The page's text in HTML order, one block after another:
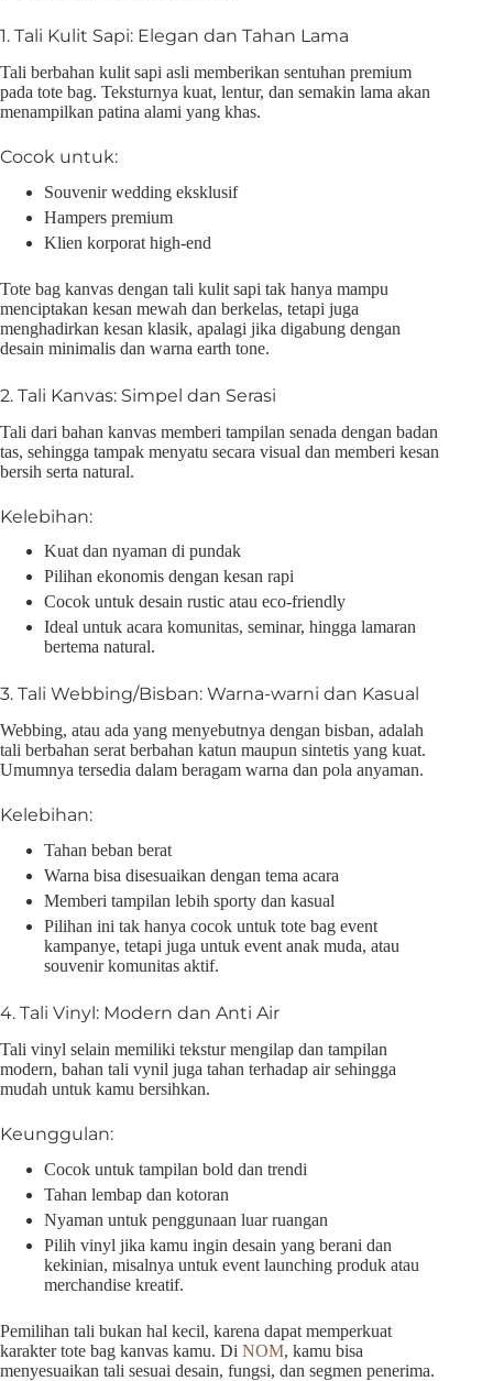
1. Tali Kulit Sapi: Elegan dan Tahan Lama
Tali berbahan kulit sapi asli memberikan sentuhan premium
pada tote bag. Teksturnya kuat, lentur, dan semakin lama akan
menampilkan patina alami yang khas.
Cocok untuk:
Souvenir wedding eksklusif
Hampers premium
Klien korporat high-end
Tote bag kanvas dengan tali kulit sapi tak hanya mampu
menciptakan kesan mewah dan berkelas, tetapi juga
menghadirkan kesan klasik, apalagi jika digabung dengan
desain minimalis dan warna earth tone.
2. Tali Kanvas: Simpel dan Serasi
Tali dari bahan kanvas memberi tampilan senada dengan badan
tas, sehingga tampak menyatu secara visual dan memberi kesan
bersih serta natural.
Kelebihan:
Kuat dan nyaman di pundak
Pilihan ekonomis dengan kesan rapi
Cocok untuk desain rustic atau eco-friendly
Ideal untuk acara komunitas, seminar, hingga lamaran
bertema natural.
3. Tali Webbing/Bisban: Warna-warni dan Kasual
Webbing, atau ada yang menyebutnya dengan bisban, adalah
tali berbahan serat berbahan katun maupun sintetis yang kuat.
Umumnya tersedia dalam beragam warna dan pola anyaman.
Kelebihan:
Tahan beban berat
Warna bisa disesuaikan dengan tema acara
Memberi tampilan lebih sporty dan kasual
Pilihan ini tak hanya cocok untuk tote bag event
kampanye, tetapi juga untuk event anak muda, atau
souvenir komunitas aktif.
4. Tali Vinyl: Modern dan Anti Air
Tali vinyl selain memiliki tekstur mengilap dan tampilan
modern, bahan tali vynil juga tahan terhadap air sehingga
mudah untuk kamu bersihkan.
Keunggulan:
Cocok untuk tampilan bold dan trendi
Tahan lembap dan kotoran
Nyaman untuk penggunaan luar ruangan
Pilih vinyl jika kamu ingin desain yang berani dan
kekinian, misalnya untuk event launching produk atau
merchandise kreatif.
Pemilihan tali bukan hal kecil, karena dapat memperkuat
karakter tote bag kanvas kamu. Di NOM, kamu bisa
menyesuaikan tali sesuai desain, fungsi, dan segmen penerima.